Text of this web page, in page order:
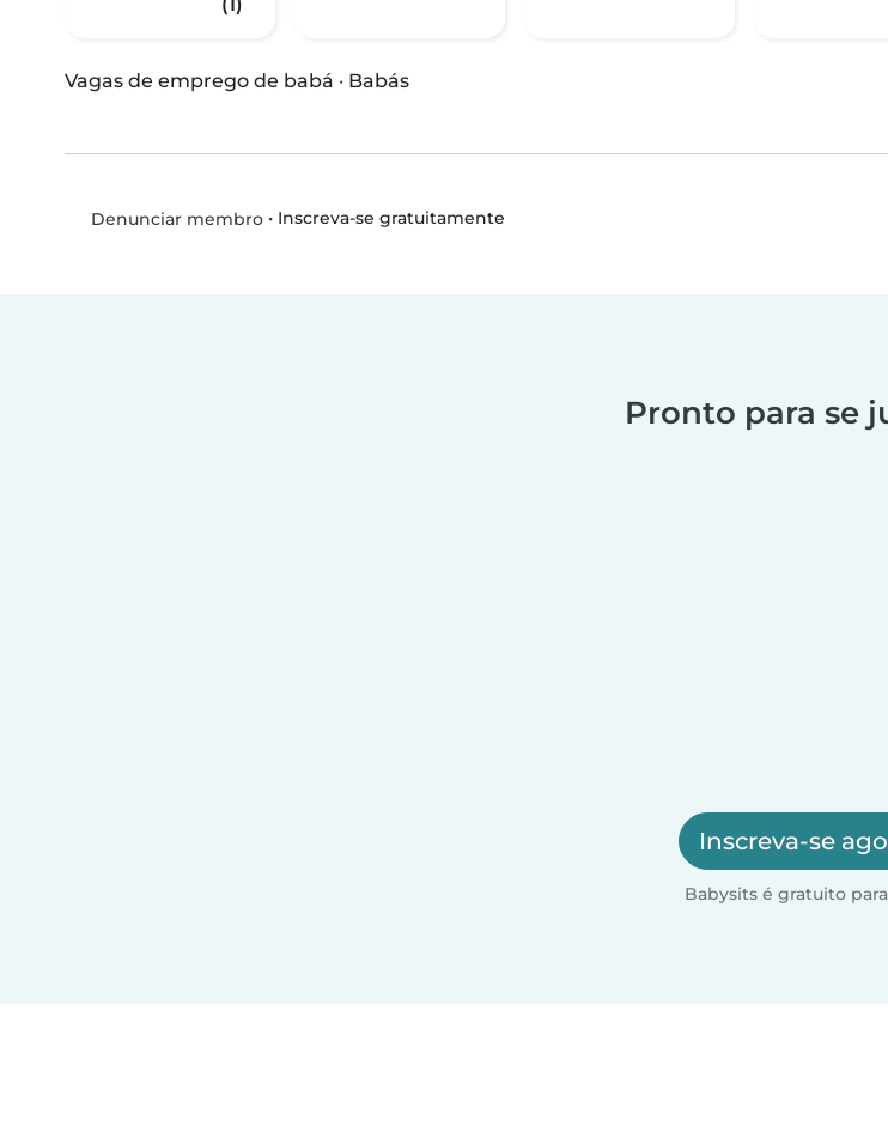
Vagas de emprego de babá · Babás
Denunciar membro• Inscreva-se gratuitamente
Pronto para se
Inscreva-se
Babysits é gratuito